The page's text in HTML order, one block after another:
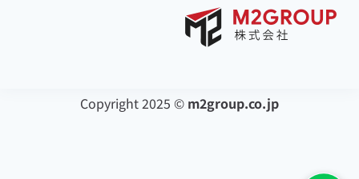
Copyright 2025 © m2group.co.jp